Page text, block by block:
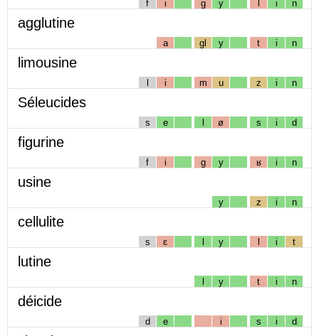
f i g y l i n
agglutine
a gl y t i n
limousine
l i m u z i n
Séleucides
s e l ø s i d
figurine
f i g y ʁ i n
usine
y z i n
cellulite
s ɛ l y l i t
lutine
l y t i n
déicide
d e i s i d